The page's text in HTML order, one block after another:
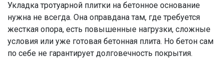
Укладка тротуарной плитки на бетонное основание
нужна не всегда. Она оправдана там, где требуется
жесткая опора, есть повышенные нагрузки, сложные
условия или уже готовая бетонная плита. Но бетон сам
по себе не гарантирует долговечность покрытия.